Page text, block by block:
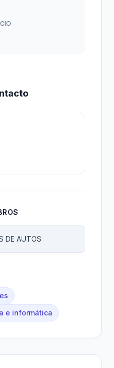
DE AUTOS
e informática